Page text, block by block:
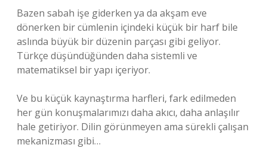
Bazen sabah işe giderken ya da akşam eve
dönerken bir cümlenin içindeki küçük bir harf bile
aslında büyük bir düzenin parçası gibi geliyor.
Türkçe düşündüğünden daha sistemli ve
matematiksel bir yapı içeriyor.
Ve bu küçük kaynaştırma harfleri, fark edilmeden
her gün konuşmalarımızı daha akıcı, daha anlaşılır
hale getiriyor. Dilin görünmeyen ama sürekli çalışan
mekanizması gibi…